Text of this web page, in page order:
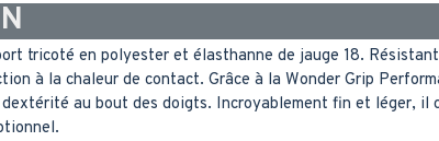
tricoté en polyester et élasthanne de jauge 18.
à la chaleur de contact. Grâce à la Wonder Grip
au bout des doigts. Incroyablement fin et léger, il